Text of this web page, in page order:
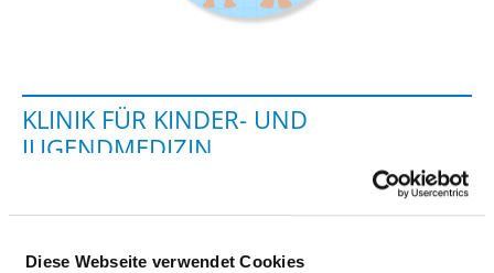
Diese Webseite verwendet Cookies
KLINIK FÜR KINDER- UND
JUGENDMEDIZIN
Struppener Straße 13